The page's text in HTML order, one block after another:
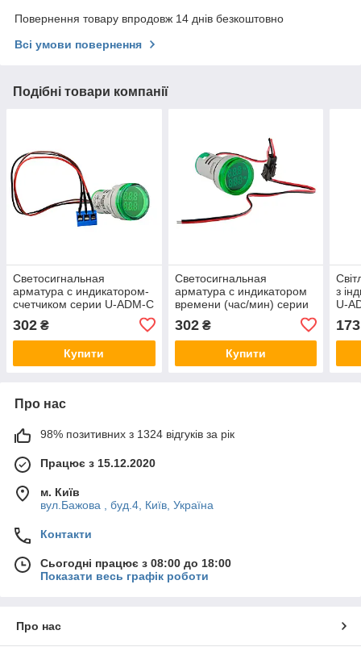
Повернення товару впродовж 14 днів безкоштовно
Всі умови повернення
Подібні товари компанії
Светосигнальная
арматура с индикатором-
счетчиком серии U-ADM-С
ᴓ22мм, круглая, зеленая
АСКО-УКРЕМ
A0190010184
302 ₴
Купити
Светосигнальная
арматура с индикатором
времени (час/мин) серии
круглая, зеленая АСКО-
УКРЕМ
302₴
Купити
з
U-
173
Про нас
98% позитивних з 1324 відгуків за рік
Працює з 15.12.2020
м. Київ
вул.Бажова , буд.4, Київ, Україна
Контакти
Сьогодні працює з 08:00 до 18:00
Показати весь графік роботи
Про нас